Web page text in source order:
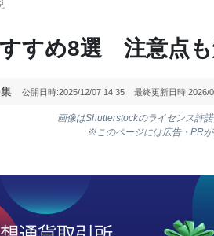
すすめ8選 注意点
公開日時:2025/12/07 14:35 最終更新日時:2026/
画像はShutterstockのライセンス許
※このページには広告・PR